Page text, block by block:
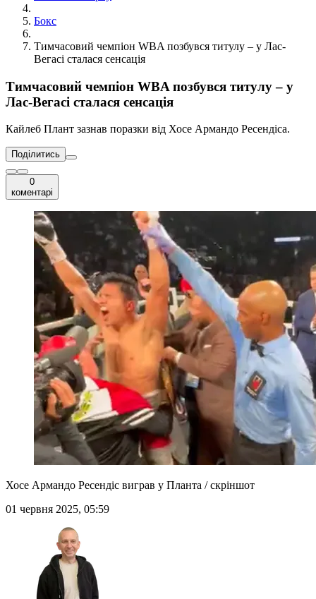
Бокс
Тимчасовий чемпіон WBA позбувся титулу – у Лас-
Вегасі сталася сенсація
Тимчасовий чемпіон WBA позбувся титулу – у
Лас-Вегасі сталася сенсація
Кайлеб Плант зазнав поразки від Хосе Армандо Ресендіса.
Поділитись
0
коментарі
Хосе Армандо Ресендіс виграв у Планта / скріншот
01 червня 2025, 05:59